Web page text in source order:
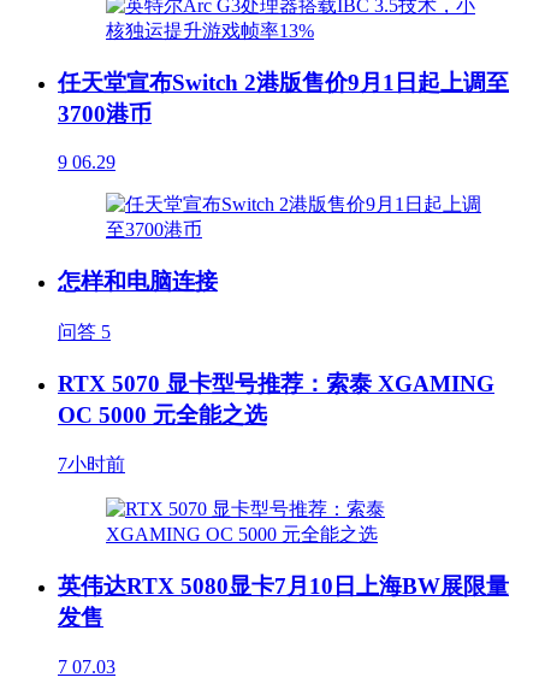
任天堂宣布Switch 2港版售价9月1日起上调至
3700港币
9 06.29
怎样和电脑连接
问答 5
RTX 5070 显卡型号推荐：索泰 XGAMING
OC 5000 元全能之选
7小时前
英伟达RTX 5080显卡7月10日上海BW展限量
发售
7 07.03